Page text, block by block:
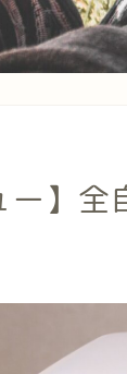
ー】